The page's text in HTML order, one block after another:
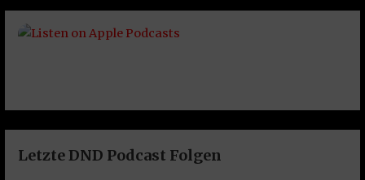
Letzte DND Podcast Folgen